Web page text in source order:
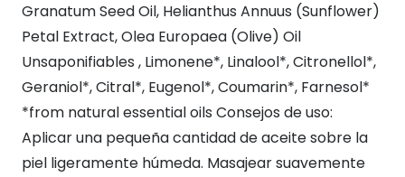
Granatum Seed Oil, Helianthus Annuus (Sunflower)
Petal Extract, Olea Europaea (Olive) Oil
Unsaponifiables , Limonene*, Linalool*, Citronellol*,
Geraniol*, Citral*, Eugenol*, Coumarin*, Farnesol*
*from natural essential oils Consejos de uso:
Aplicar una pequeña cantidad de aceite sobre la
piel ligeramente húmeda. Masajear suavemente